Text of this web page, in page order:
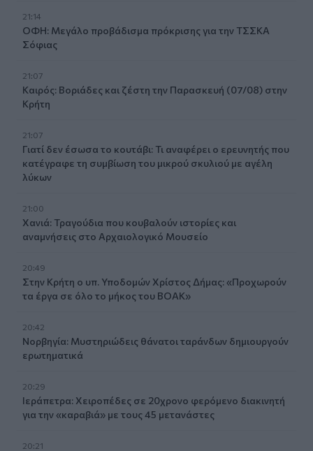
21:14
ΟΦΗ: Μεγάλο προβάδισμα πρόκρισης για την ΤΣΣΚΑ
Σόφιας
21:07
Καιρός: Βοριάδες και ζέστη την Παρασκευή (07/08) στην
Κρήτη
21:07
Γιατί δεν έσωσα το κουτάβι: Τι αναφέρει ο ερευνητής που
κατέγραφε τη συμβίωση του μικρού σκυλιού με αγέλη
λύκων
21:00
Χανιά: Τραγούδια που κουβαλούν ιστορίες και
αναμνήσεις στο Αρχαιολογικό Μουσείο
20:49
Στην Κρήτη ο υπ. Υποδομών Χρίστος Δήμας: «Προχωρούν
τα έργα σε όλο το μήκος του ΒΟΑΚ»
20:42
Νορβηγία: Μυστηριώδεις θάνατοι ταράνδων δημιουργούν
ερωτηματικά
20:29
Ιεράπετρα: Χειροπέδες σε 20χρονο φερόμενο διακινητή
για την «καραβιά» με τους 45 μετανάστες
20:21